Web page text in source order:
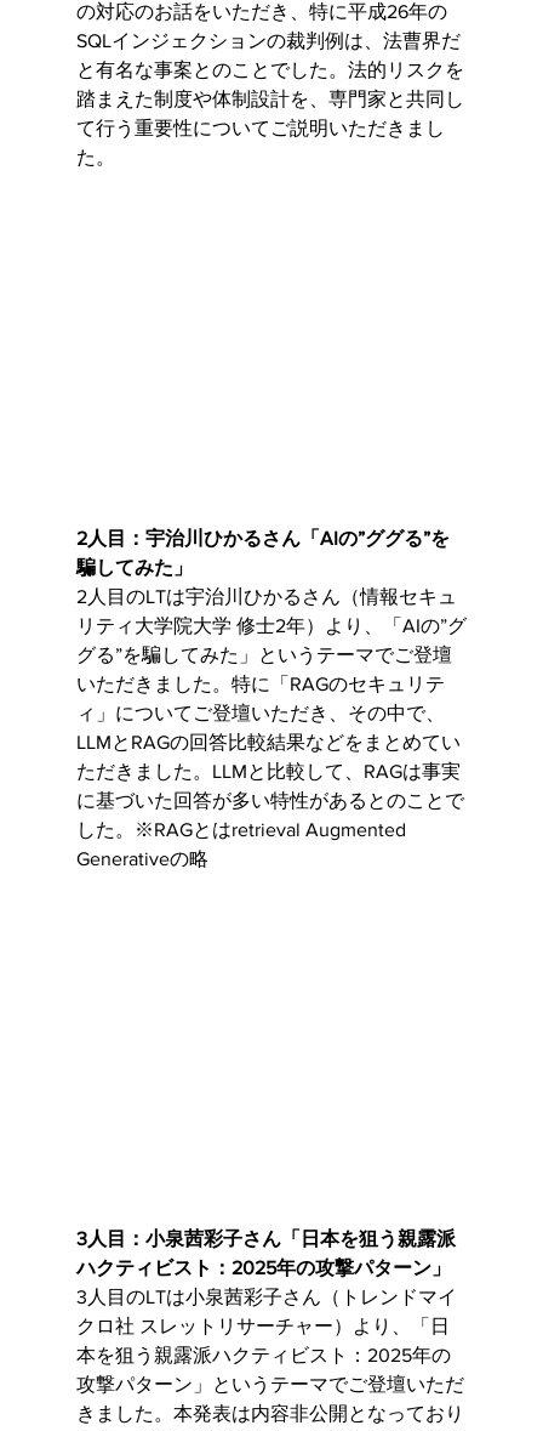
の対応のお話をいただき、特に平成26年の
SQLインジェクションの裁判例は、法曹界だ
と有名な事案とのことでした。法的リスクを
踏まえた制度や体制設計を、専門家と共同し
て行う重要性についてご説明いただきまし
た。
2人目：宇治川ひかるさん「AIの”ググる”を
騙してみた」
2人目のLTは宇治川ひかるさん（情報セキュ
リティ大学院大学 修士2年）より、「AIの”グ
グる”を騙してみた」というテーマでご登壇
いただきました。特に「RAGのセキュリテ
ィ」についてご登壇いただき、その中で、
LLMとRAGの回答比較結果などをまとめてい
ただきました。LLMと比較して、RAGは事実
に基づいた回答が多い特性があるとのことで
した。※RAGとはretrieval Augmented
Generativeの略
3人目：小泉茜彩子さん「日本を狙う親露派
ハクティビスト：2025年の攻撃パターン」
3人目のLTは小泉茜彩子さん（トレンドマイ
クロ社 スレットリサーチャー）より、「日
本を狙う親露派ハクティビスト：2025年の
攻撃パターン」というテーマでご登壇いただ
きました。本発表は内容非公開となっており